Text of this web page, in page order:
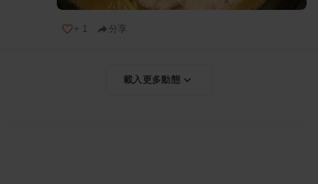
+ 1 分享
載入更多動態